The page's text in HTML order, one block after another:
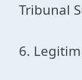
Tribunal
6.